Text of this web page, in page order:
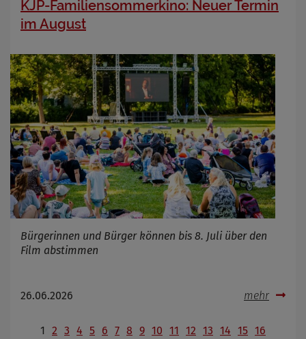
KJP-Familiensommerkino: Neuer Termin
im August
Bürgerinnen und Bürger können bis 8. Juli über den
Film abstimmen
26.06.2026 mehr
1 2 3 4 5 6 7 8 9 10 11 12 13 14 15 16